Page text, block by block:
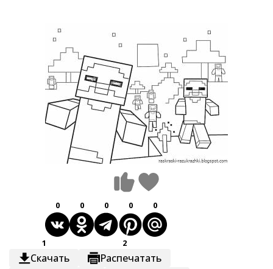
0 0 0 0 0
1
Скачать
2
Распечатать